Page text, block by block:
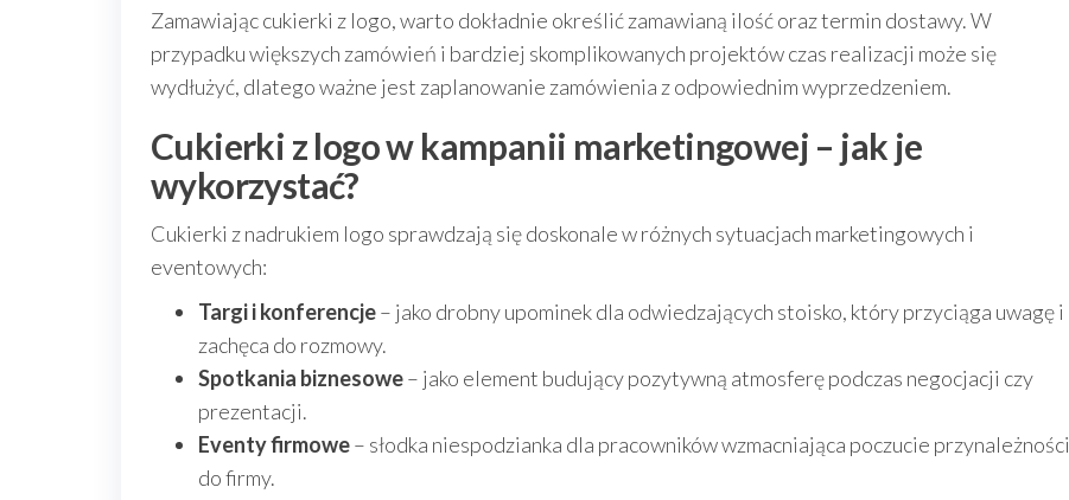
Zamawiając cukierki z logo, warto dokładnie określić zamawianą ilość oraz termin dostawy. W
przypadku większych zamówień i bardziej skomplikowanych projektów czas realizacji może się
wydłużyć, dlatego ważne jest zaplanowanie zamówienia z odpowiednim wyprzedzeniem.
Cukierki z logo w kampanii marketingowej – jak je
wykorzystać?
Cukierki z nadrukiem logo sprawdzają się doskonale w różnych sytuacjach marketingowych i
eventowych:
Targi i konferencje– jako drobny upominek dla odwiedzających stoisko, który przyciąga uwagę i
zachęca do rozmowy.
Spotkania biznesowe– jako element budujący pozytywną atmosferę podczas negocjacji czy
prezentacji.
Eventy firmowe– słodka niespodzianka dla pracowników wzmacniająca poczucie przynależności
do firmy.